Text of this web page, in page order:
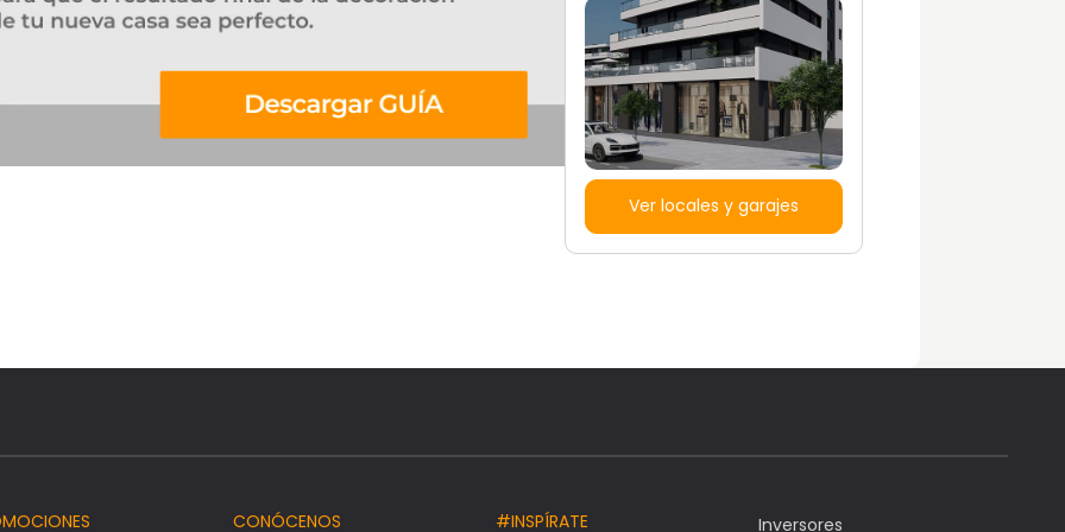
Ver locales y garajes
CONÓCENOS #INSPÍRATE Inversores